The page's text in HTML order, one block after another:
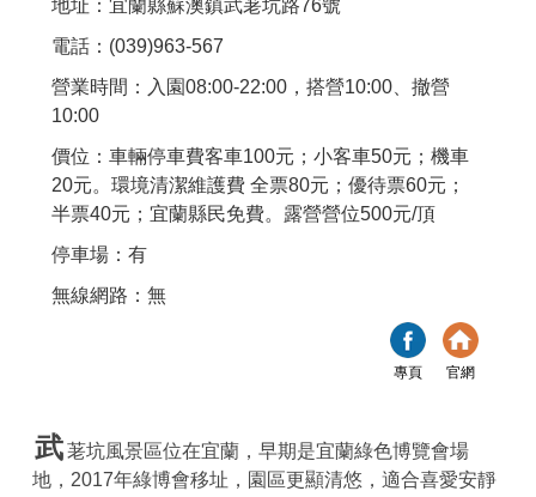
地址：宜蘭縣蘇澳鎮武荖坑路76號
電話：(039)963-567
營業時間：入園08:00-22:00，搭營10:00、撤營
10:00
價位：車輛停車費客車100元；小客車50元；機車
20元。環境清潔維護費 全票80元；優待票60元；
半票40元；宜蘭縣民免費。露營營位500元/頂
停車場：有
無線網路：無
專頁 官網
武荖坑風景區位在宜蘭，早期是宜蘭綠色博覽會場
地，2017年綠博會移址，園區更顯清悠，適合喜愛安靜